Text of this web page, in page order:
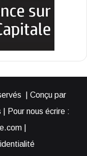
| Conçu par
Pour nous écrire :
|